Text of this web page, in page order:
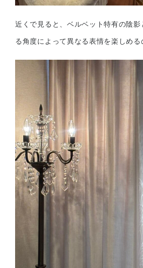
近くで見ると、ベルベット特有の陰
る角度によって異なる表情を楽しめる